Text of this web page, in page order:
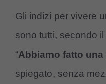
Gli indizi per vivere
sono tutti, secondo
“Abbiamo fatto
spiegato, senza